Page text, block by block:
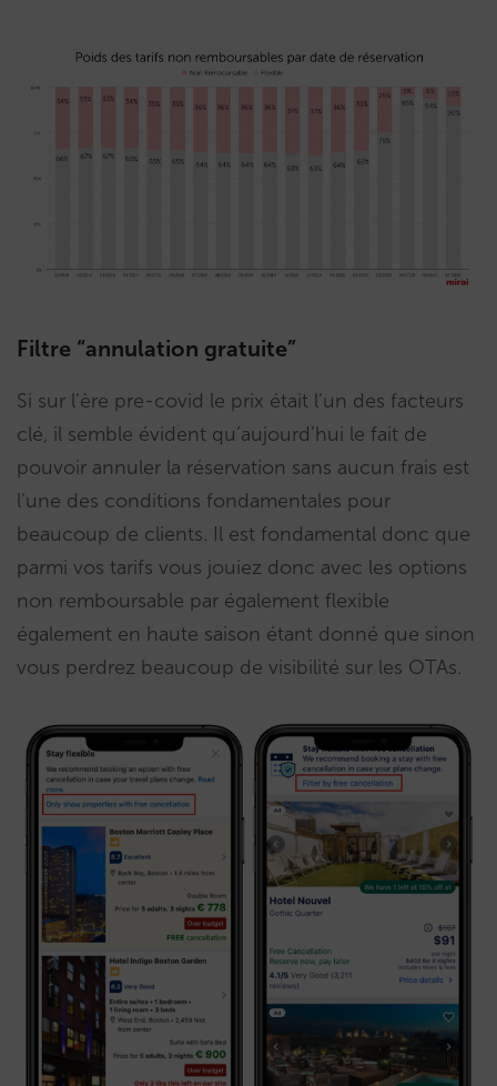
Filtre “annulation gratuite”
Si sur l’ère pre-covid le prix était l’un des facteurs
clé, il semble évident qu’aujourd’hui le fait de
pouvoir annuler la réservation sans aucun frais est
l’une des conditions fondamentales pour
beaucoup de clients. Il est fondamental donc que
parmi vos tarifs vous jouiez donc avec les options
non remboursable par également flexible
également en haute saison étant donné que sinon
vous perdrez beaucoup de visibilité sur les OTAs.